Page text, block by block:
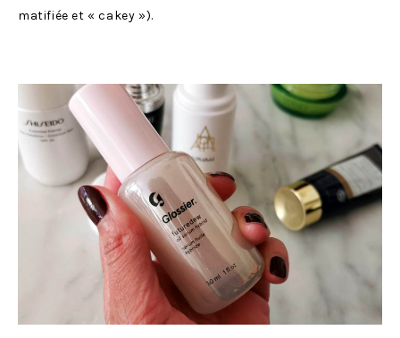
matifiée et « cakey »).